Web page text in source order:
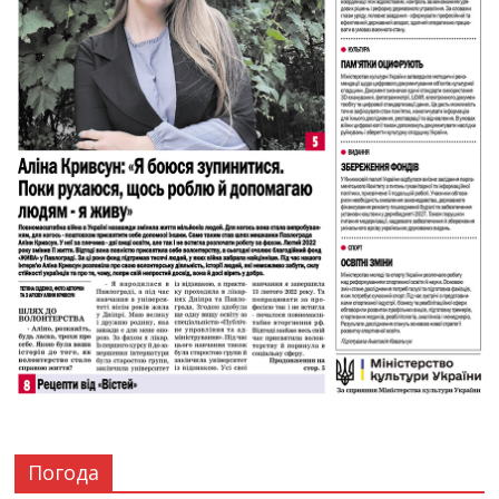
Погода